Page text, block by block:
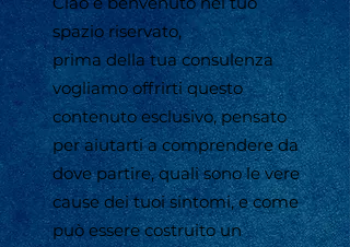
spazio riservato,
prima della tua consulenza
vogliamo offrirti questo
contenuto esclusivo, pensato
per aiutarti a comprendere da
dove partire, quali sono le vere
cause dei tuoi sintomi, e come
può essere costruito un